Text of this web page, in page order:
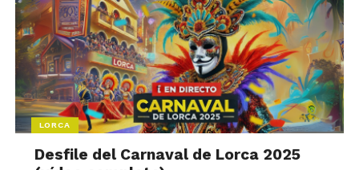
LORCA
Desfile del Carnaval de Lorca 2025